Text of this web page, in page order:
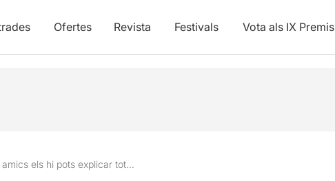
Ofertes Revista Festivals Vota als IX Premis
amics els hi pots explicar tot…